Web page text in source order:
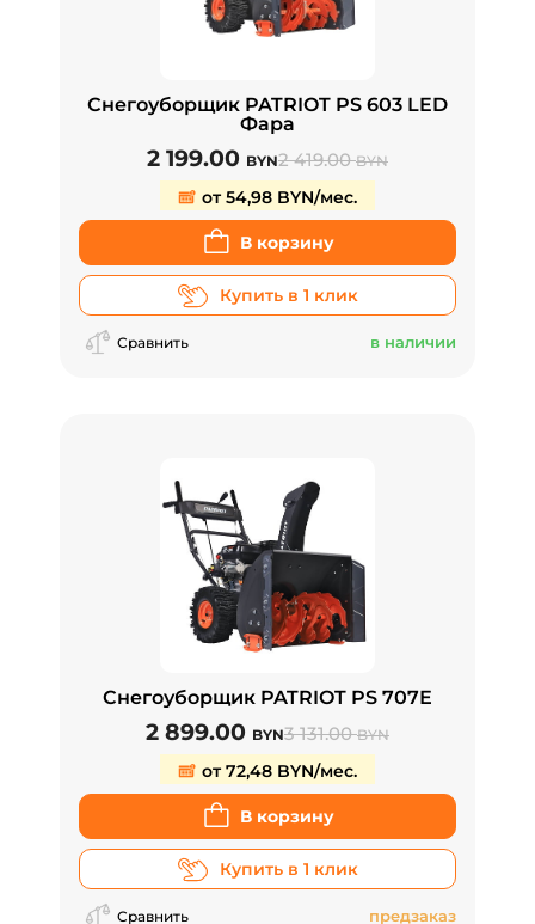
Снегоуборщик PATRIOT PS 603 LED
Фара
2 199.00 BYN2 419.00BYN
от 54,98 BYN/мес.
В корзину
Купить в 1 клик
Сравнить в наличии
Снегоуборщик PATRIOT PS 707Е
2 899.00 BYN3 131.00BYN
от 72,48 BYN/мес.
В корзину
Купить в 1 клик
Сравнить предзаказ